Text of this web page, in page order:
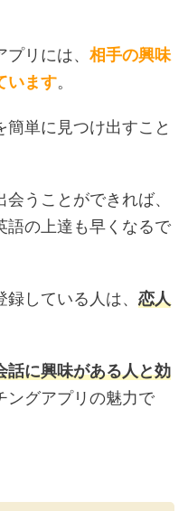
リには、 相手の興味
います。
単に見つけ出すこと
うことができれば、
語の上達も早くなるで
している人は、 恋人
話に興味がある人と効
ングアプリの魅力で